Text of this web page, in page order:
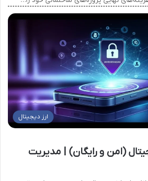
ارز دیجیتال
(امن و رایگان) | مدیریت